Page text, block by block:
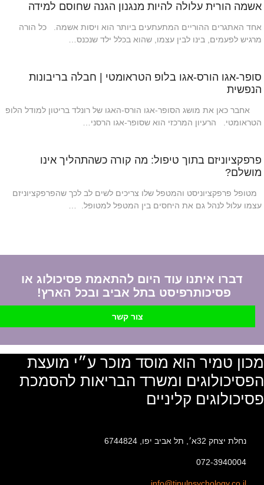
אשמה הורית עלולה להיות מנגנון הגנה שחוסם למידה
אחד האתגרים ההוריים המתעתעים ביותר הוא ויסות אשמה. כל הורה
מרגיש לפעמים, בינו לבין עצמו, שהוא בכלל ילד שנכנס…
סופר-אגו הורס-אגו בלופ הטראומטי | חבלה בריבונות
הנפשית
אחבר כאן את מושג הסופר-אגו הורס-האגו של רונלד בריטון למודל הלופ
הטראומטי. הרעיון המרכזי הוא שסופר-אגו הרסני…
פרפקציוניזם בתוך טיפול: מה קורה כשהתהליך אינו
מושלם?
מטופל פרפקציוניסט והמטפל שלו צריכים לשים לב לכך שהפרפקציוניזם
עצמו עלול לנהל גם את היחסים בין המטפל למטופל. …
דברו איתנו עוד היום להתאמת פסיכולוג או
פסיכותרפיסט בתל אביב ובכל הארץ!
צור קשר
מכון טמיר הוא מוסד מוכר ע״י מועצת
הפסיכולוגים ומשרד הבריאות להסמכת
פסיכולוגים קליניים
נחלת יצחק 32א׳, תל אביב יפו, 6744824
072-3940004